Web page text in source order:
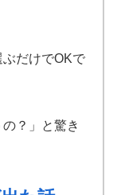
だけでOKで
？」と驚き